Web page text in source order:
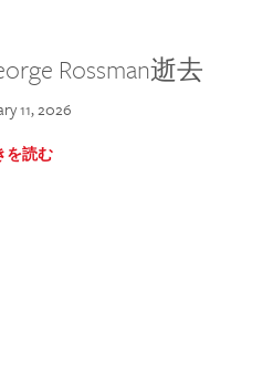
Rossman逝去
11, 2026
を読む